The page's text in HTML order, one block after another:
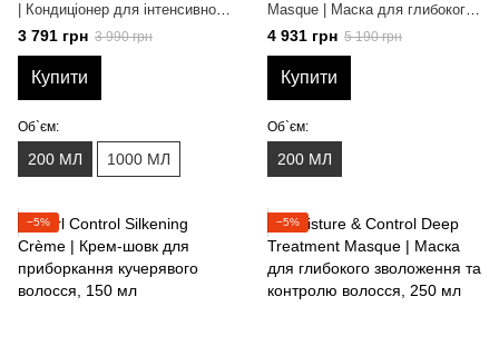
| Кондиціонер для інтенсивного
зволоження «Досконалі
кучері», 200 мл
3 791 грн 3 990 грн
Купити
Об`єм:
200 МЛ 1000 МЛ
Masque | Маска для глибокого
відновлення волосся
«Досконалі кучері», 200 мл
4 931 грн 5 190 грн
Купити
Об`єм:
200 МЛ
−5% −5%